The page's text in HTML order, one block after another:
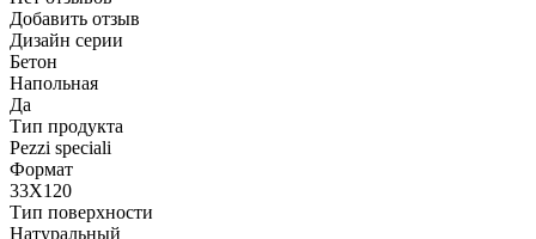
Добавить отзыв
Дизайн серии
Бетон
Напольная
Да
Тип продукта
Pezzi speciali
Формат
33X120
Тип поверхности
Натуральный